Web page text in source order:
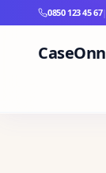
0850 123 45 67
CaseOnn